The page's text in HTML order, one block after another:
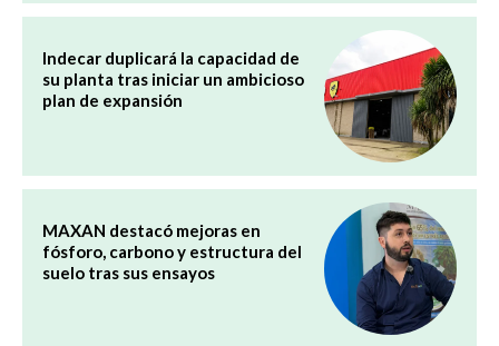
Indecar duplicará la capacidad de
su planta tras iniciar un ambicioso
plan de expansión
MAXAN destacó mejoras en
fósforo, carbono y estructura del
suelo tras sus ensayos